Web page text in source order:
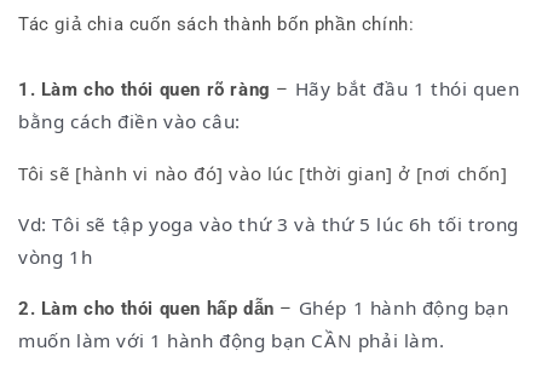
Tác giả chia cuốn sách thành bốn phần chính:
1. Làm cho thói quen rõ ràng – Hãy bắt đầu 1 thói quen
bằng cách điền vào câu:
Tôi sẽ [hành vi nào đó] vào lúc [thời gian] ở [nơi chốn]
Vd: Tôi sẽ tập yoga vào thứ 3 và thứ 5 lúc 6h tối trong
vòng 1h
2. Làm cho thói quen hấp dẫn – Ghép 1 hành động bạn
muốn làm với 1 hành động bạn CẦN phải làm.